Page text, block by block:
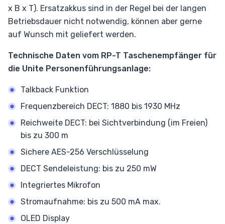
x B x T). Ersatzakkus sind in der Regel bei der langen
Betriebsdauer nicht notwendig, können aber gerne
auf Wunsch mit geliefert werden.
Technische Daten vom RP-T Taschenempfänger für
die Unite Personenführungsanlage:
Talkback Funktion
Frequenzbereich DECT: 1880 bis 1930 MHz
Reichweite DECT: bei Sichtverbindung (im Freien)
bis zu 300 m
Sichere AES-256 Verschlüsselung
DECT Sendeleistung: bis zu 250 mW
Integriertes Mikrofon
Stromaufnahme: bis zu 500 mA max.
OLED Display